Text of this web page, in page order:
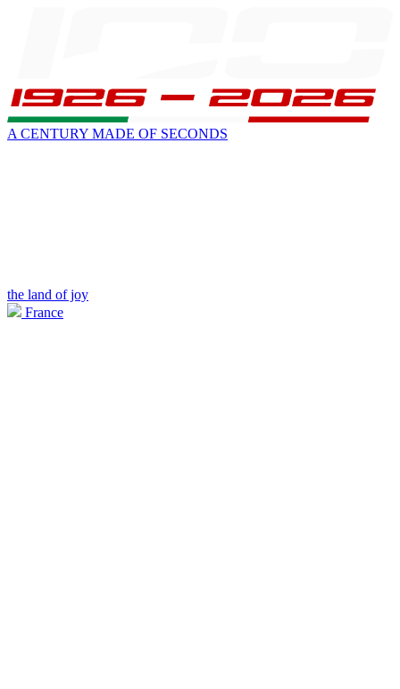
A CENTURY MADE OF SECONDS
the land of joy
France